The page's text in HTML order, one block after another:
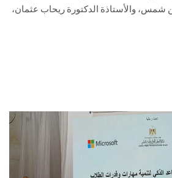
شمس، والأستاذة الدكتورة ريحاب عثمان،